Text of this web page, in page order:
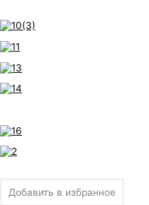
Добавить в избранное